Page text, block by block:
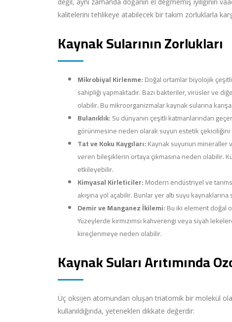
kalitelerini tehlikeye atabilecek bir takım zorluklarla
Kaynak Sularının Zorlukları
Mikrobiyal Kirlenme:Doğal ortamlar biyolojik
sahipliği yapmaktadır. Bazı bakteriler, virüsler ve
olabilir. Bu mikroorganizmalar kaynak sularına
Bulanıklık:Su dünyanın çeşitli katmanlarından
görünmesine neden olarak suyun estetik
Tat ve Koku Kaygıları:Kaynak suyunun mineraller
veren bileşiklerin ortaya çıkmasına neden olabilir.
etkileyebilir.
Kimyasal Kirleticiler:Modern endüstriyel ve
akışına yol açabilir. Bunlar yer altı suyu
Demir ve Manganez İkilemi:Bu iki element doğal
Yüzeylerde kırmızımsı kahverengi veya siyah
kireçlenmeye neden olabilir.
Kaynak Suları Arıtımında
Üç oksijen atomundan oluşan triatomik bir molekül
kullanıldığında, yetenekleri dikkate değerdir: